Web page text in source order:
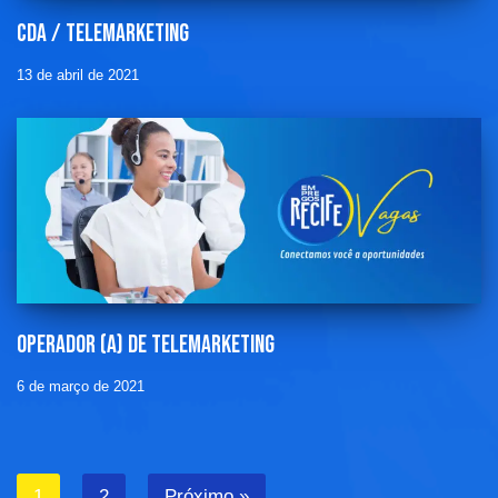
Cda / telemarketing
13 de abril de 2021
Operador (a) de telemarketing
6 de março de 2021